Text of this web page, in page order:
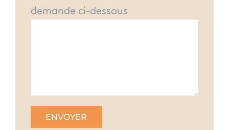
demande ci-dessous